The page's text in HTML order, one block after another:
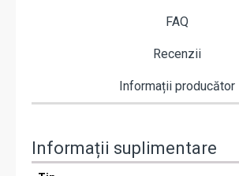
FAQ
Recenzii
Informații producător
Informații suplimentare